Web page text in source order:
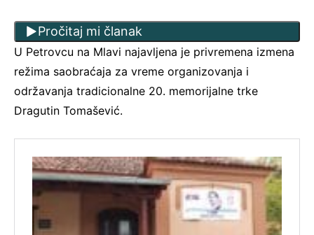
Pročitaj mi članak
U Petrovcu na Mlavi najavljena je privremena izmena
režima saobraćaja za vreme organizovanja i
održavanja tradicionalne 20. memorijalne trke
Dragutin Tomašević.